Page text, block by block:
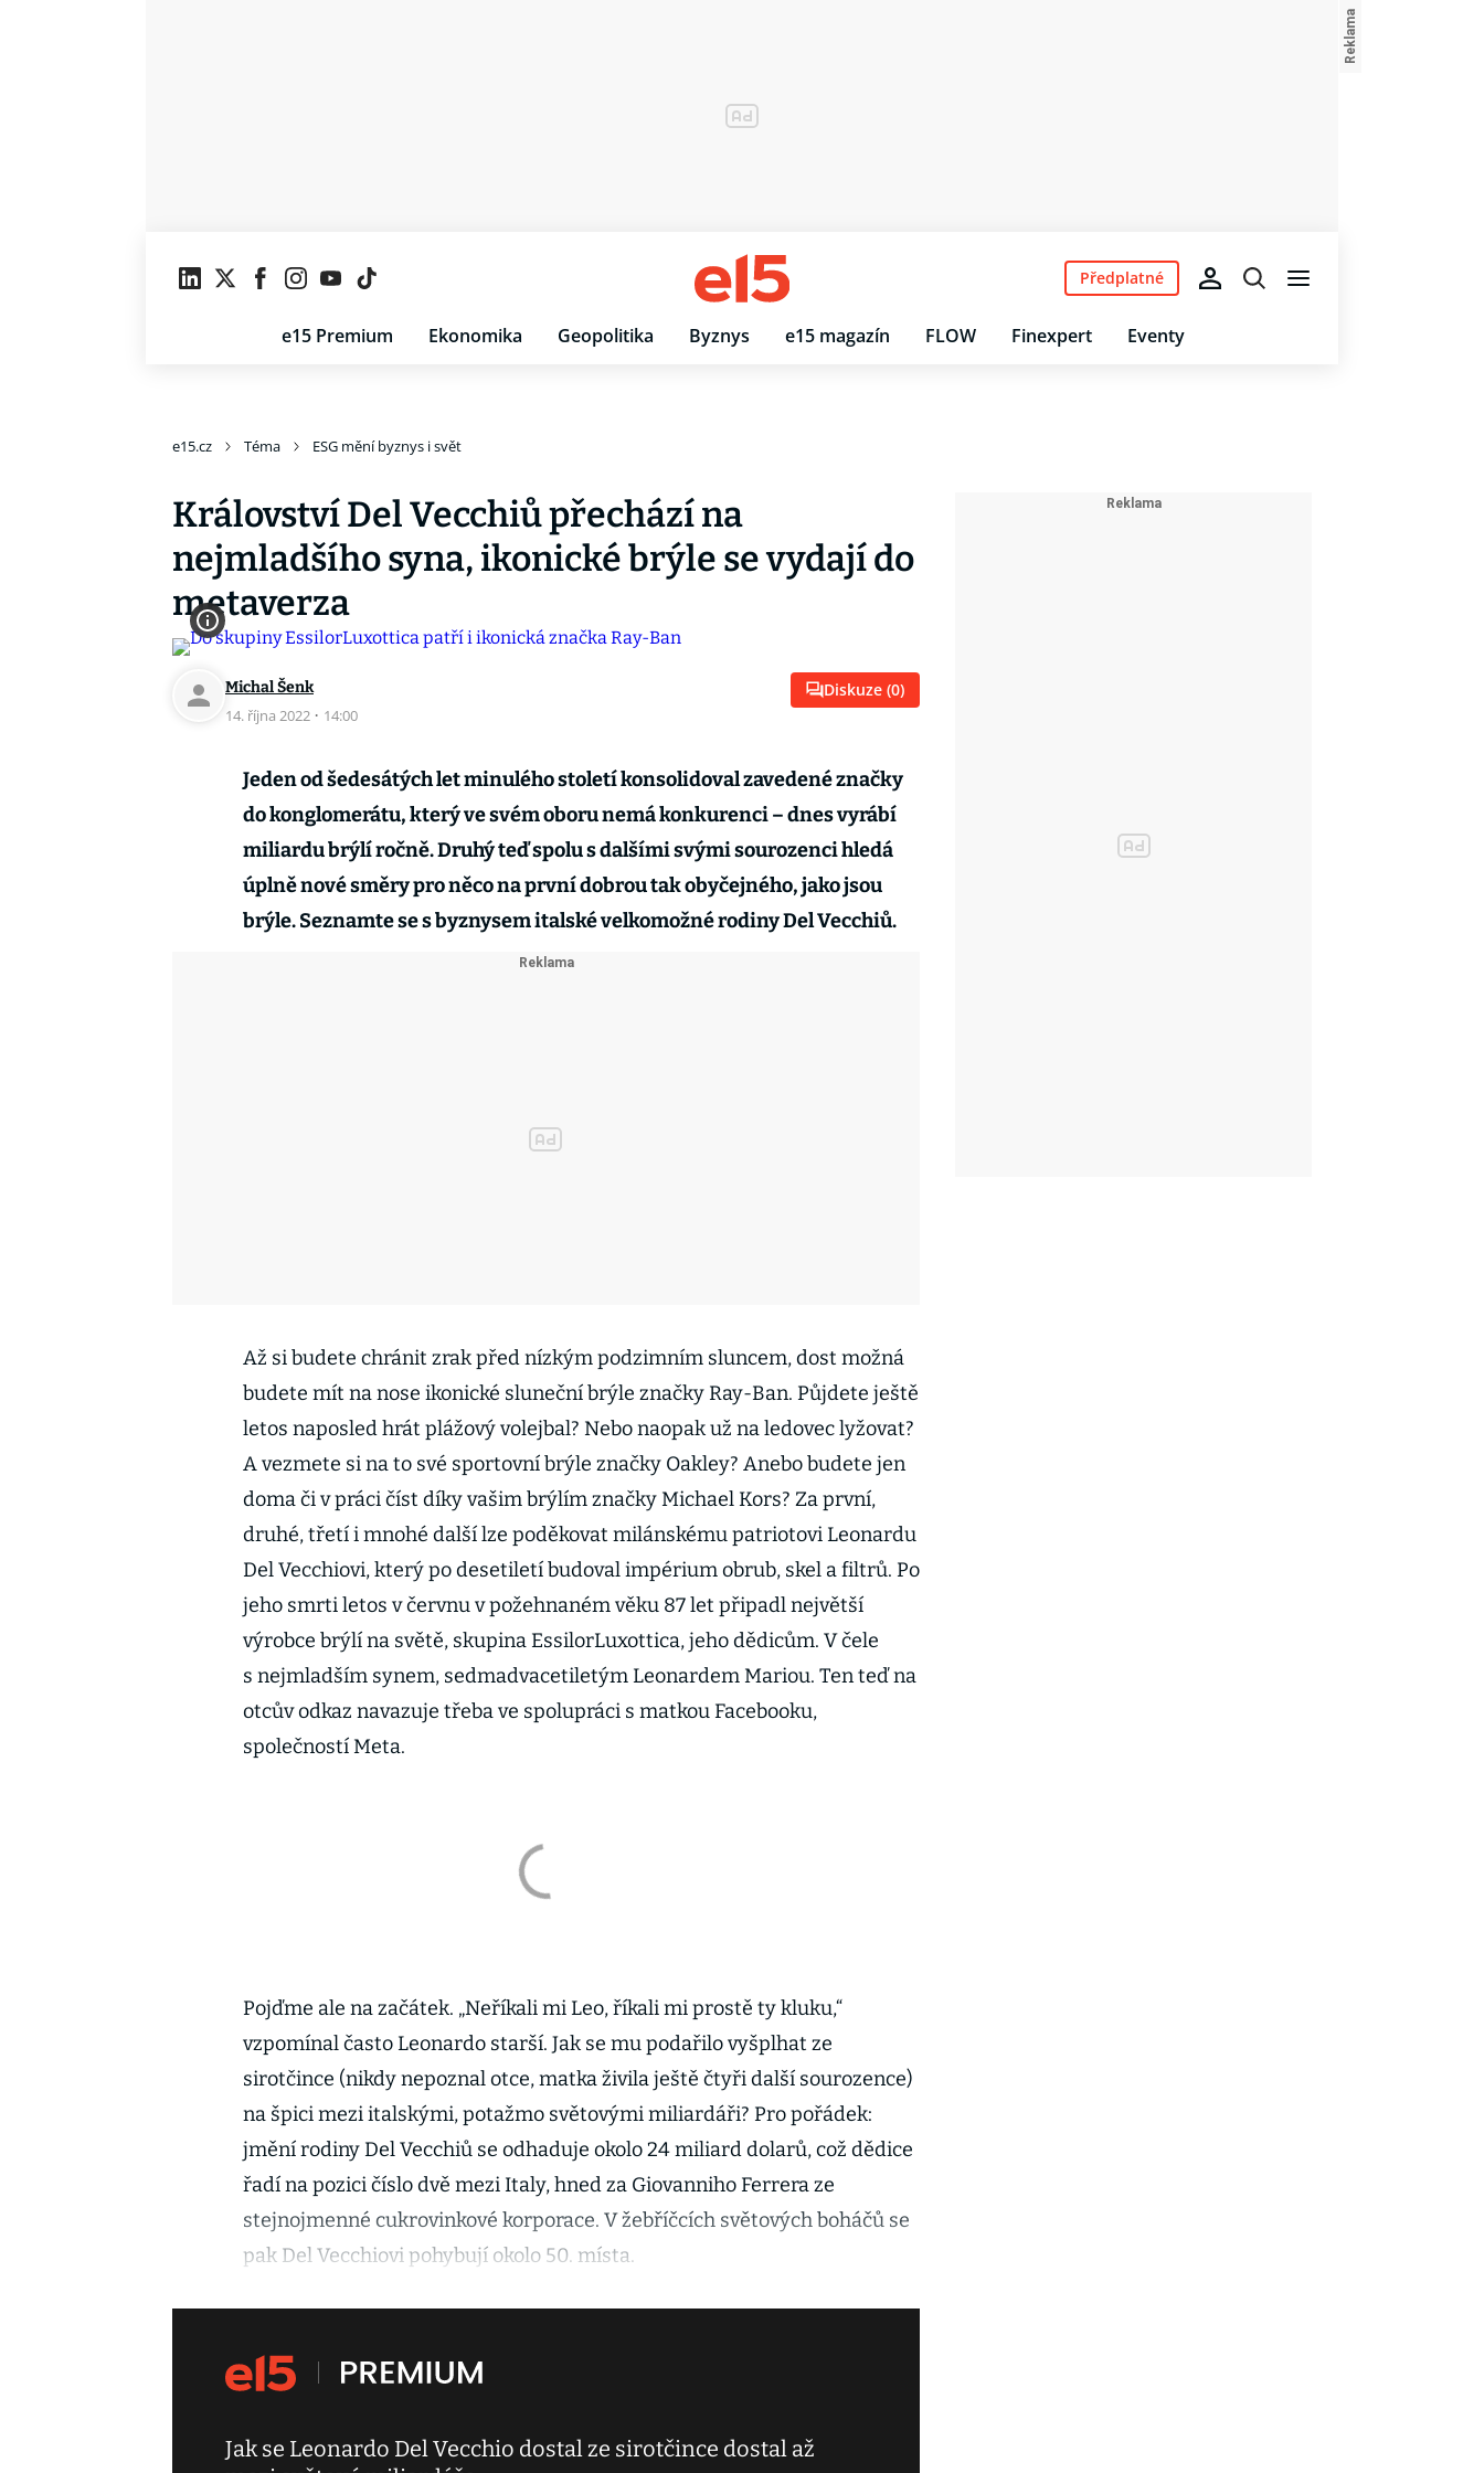
e15 Premium Ekonomika Geopolitika Byznys e15 magazín FLOW Finexpert Eventy
Předplatné
e15.cz Téma ESG mění byznys i svět
Království Del Vecchiů přechází na
nejmladšího syna, ikonické brýle se vydají do
metaverza
Michal Šenk
14. října 2022 · 14:00
Diskuze (0)
Jeden od šedesátých let minulého století konsolidoval zavedené značky
do konglomerátu, který ve svém oboru nemá konkurenci – dnes vyrábí
miliardu brýlí ročně. Druhý teď spolu s dalšími svými sourozenci hledá
úplně nové směry pro něco na první dobrou tak obyčejného, jako jsou
brýle. Seznamte se s byznysem italské velkomožné rodiny Del Vecchiů.
Až si budete chránit zrak před nízkým podzimním sluncem, dost možná
budete mít na nose ikonické sluneční brýle značky Ray-Ban. Půjdete ještě
letos naposled hrát plážový volejbal? Nebo naopak už na ledovec lyžovat?
A vezmete si na to své sportovní brýle značky Oakley? Anebo budete jen
doma či v práci číst díky vašim brýlím značky Michael Kors? Za první,
druhé, třetí i mnohé další lze poděkovat milánskému patriotovi Leonardu
Del Vecchiovi, který po desetiletí budoval impérium obrub, skel a filtrů. Po
jeho smrti letos v červnu v požehnaném věku 87 let připadl největší
výrobce brýlí na světě, skupina EssilorLuxottica, jeho dědicům. V čele
s nejmladším synem, sedmadvacetiletým Leonardem Mariou. Ten teď na
otcův odkaz navazuje třeba ve spolupráci s matkou Facebooku,
společností Meta.
Pojďme ale na začátek. „Neříkali mi Leo, říkali mi prostě ty kluku,“
vzpomínal často Leonardo starší. Jak se mu podařilo vyšplhat ze
sirotčince (nikdy nepoznal otce, matka živila ještě čtyři další sourozence)
na špici mezi italskými, potažmo světovými miliardáři? Pro pořádek:
jmění rodiny Del Vecchiů se odhaduje okolo 24 miliard dolarů, což dědice
řadí na pozici číslo dvě mezi Italy, hned za Giovanniho Ferrera ze
stejnojmenné cukrovinkové korporace. V žebříčcích světových boháčů se
pak Del Vecchiovi pohybují okolo 50. místa.
Jak se Leonardo Del Vecchio dostal ze sirotčince dostal až